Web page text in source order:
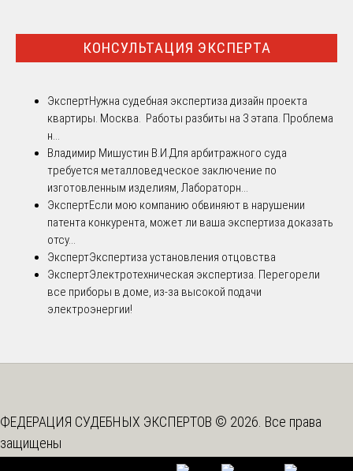
КОНСУЛЬТАЦИЯ ЭКСПЕРТА
ЭкспертНужна судебная экспертиза дизайн проекта
квартиры. Москва. Работы разбиты на 3 этапа. Проблема
н...
Владимир Мишустин В.И.Для арбитражного суда
требуется металловедческое заключение по
изготовленным изделиям, Лабораторн...
ЭкспертЕсли мою компанию обвиняют в нарушении
патента конкурента, может ли ваша экспертиза доказать
отсу...
ЭкспертЭкспертиза установления отцовства
ЭкспертЭлектротехническая экспертиза. Перегорели
все приборы в доме, из-за высокой подачи
электроэнергии!
ФЕДЕРАЦИЯ СУДЕБНЫХ ЭКСПЕРТОВ © 2026. Все права
защищены
Союз "Федерация Судебных